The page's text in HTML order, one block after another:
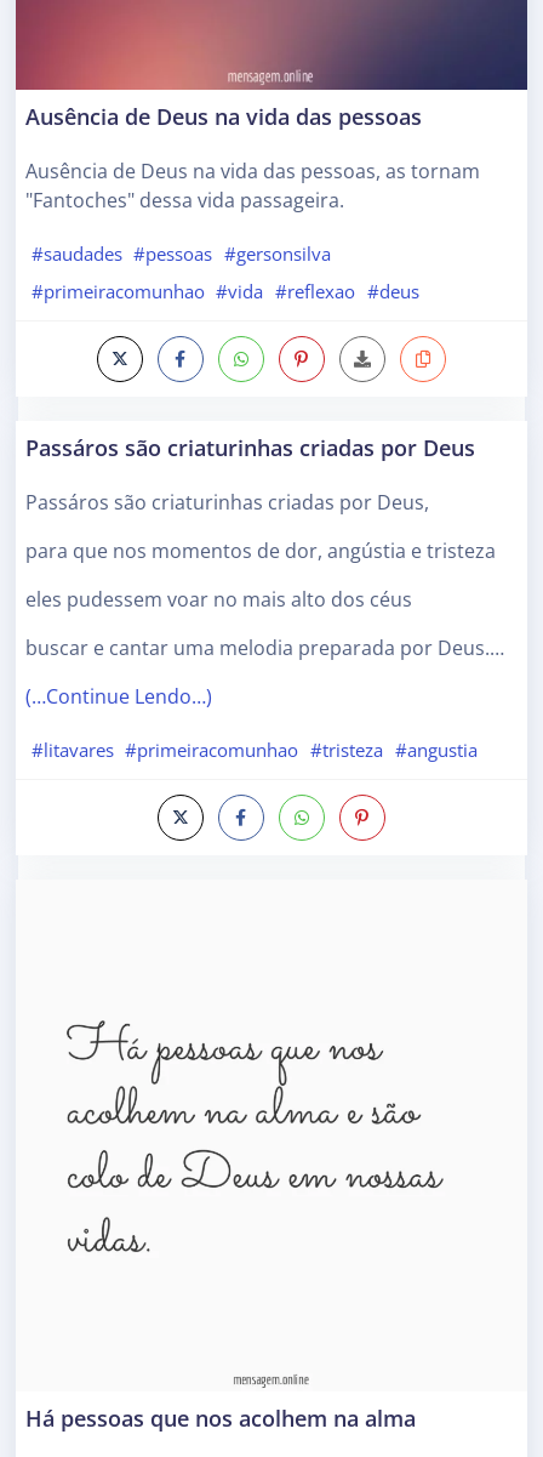
Ausência de Deus na vida das pessoas
Ausência de Deus na vida das pessoas, as tornam
"Fantoches" dessa vida passageira.
#saudades #pessoas #gersonsilva
#primeiracomunhao #vida #reflexao #deus
Passáros são criaturinhas criadas por Deus
Passáros são criaturinhas criadas por Deus,
para que nos momentos de dor, angústia e tristeza
eles pudessem voar no mais alto dos céus
buscar e cantar uma melodia preparada por Deus.…
(…Continue Lendo…)
#litavares #primeiracomunhao #tristeza #angustia
Há pessoas que nos acolhem na alma